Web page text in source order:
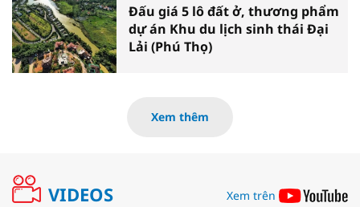
Đấu giá 5 lô đất ở, thương phẩm
dự án Khu du lịch sinh thái Đại
Lải (Phú Thọ)
Xem thêm
VIDEOS Xem trên